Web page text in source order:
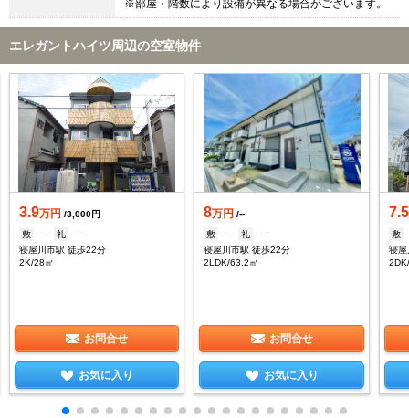
※部屋・階数により設備が異なる場合がございます。
エレガントハイツ周辺の空室物件
3.9万円 /3,000円
敷
-- 礼
--
寝屋川市駅 徒歩22分
2K/28㎡
お問合せ
お気に入り
8万円 /--
敷
-- 礼
--
寝屋川市駅 徒歩22分
2LDK/63.2㎡
お問合せ
お気に入り
7.5
敷